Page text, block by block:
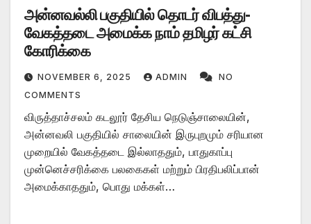
அன்னவல்லி பகுதியில் தொடர் விபத்து-
வேகத்தடை அமைக்க நாம் தமிழர் கட்சி
கோரிக்கை
NOVEMBER 6, 2025 ADMIN
NO
COMMENTS
விருத்தாச்சலம் கடலூர் தேசிய நெடுஞ்சாலையின்,
அன்னவலி பகுதியில் சாலையின் இருபுறமும் சரியான
முறையில் வேகத்தடை இல்லாததும், பாதுகாப்பு
முன்னெச்சரிக்கை பலகைகள் மற்றும் பிரதிபலிப்பான்
அமைக்காததும், பொது மக்கள்…